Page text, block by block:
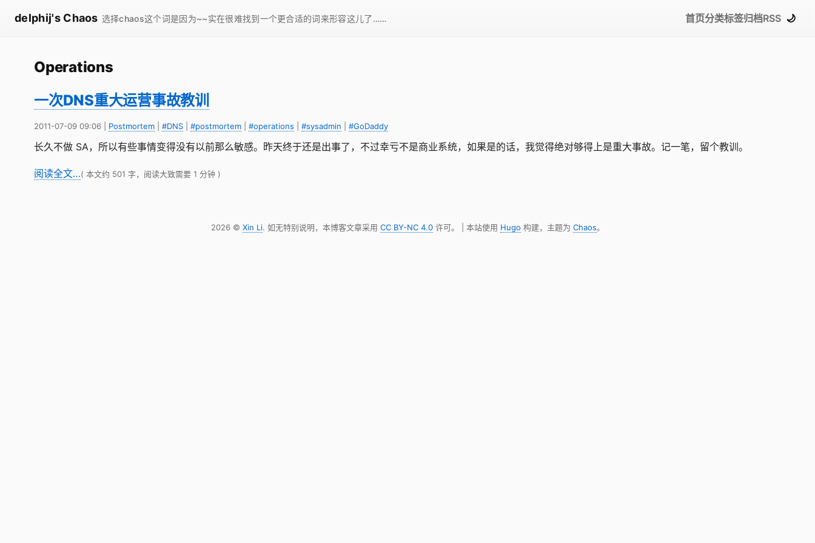
delphij's Chaos 选择chaos这个词是因为~~实在很难找到一个更合适的词来形容这儿了…… 首页分类标签归档RSS 🌙
Operations
一次DNS重大运营事故教训
2011-07-09 09:06 Postmortem #DNS #postmortem #operations #sysadmin #GoDaddy
长久不做 SA，所以有些事情变得没有以前那么敏感。昨天终于还是出事了，不过幸亏不是商业系统，如果是的话，我觉得绝对够得上是重大事故。记一笔，留个教训。
阅读全文…( 本文约 501 字，阅读大致需要 1 分钟 )
2026 © Xin Li. 如无特别说明，本博客文章采用 CC BY-NC 4.0许可。 | 本站使用 Hugo 构建，主题为 Chaos。